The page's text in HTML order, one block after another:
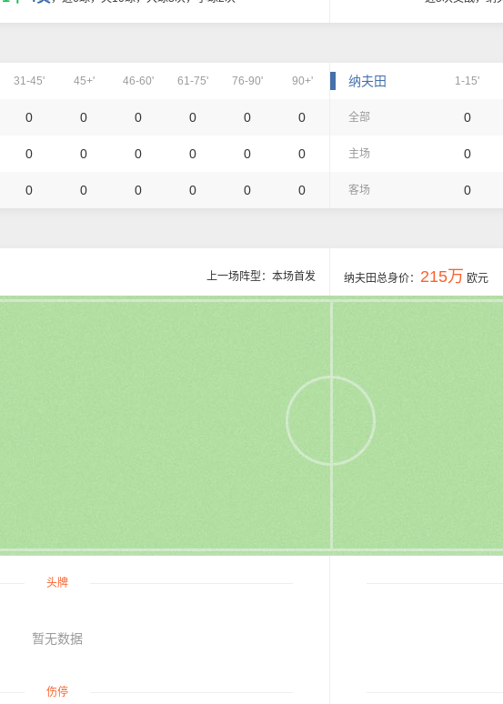
31-45' 45+' 46-60' 61-75' 76-90' 90+'
0 0 0 0 0 0
0 0 0 0 0 0
0 0 0 0 0 0
纳夫田 1-15'
全部 0
主场 0
客场 0
上一场阵型：本场首发 纳夫田总身价： 215万 欧元
头牌
暂无数据
伤停